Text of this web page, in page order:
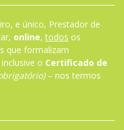
e único, Prestador de
online,todos os
que formalizam
o Certificado de
– nos termos